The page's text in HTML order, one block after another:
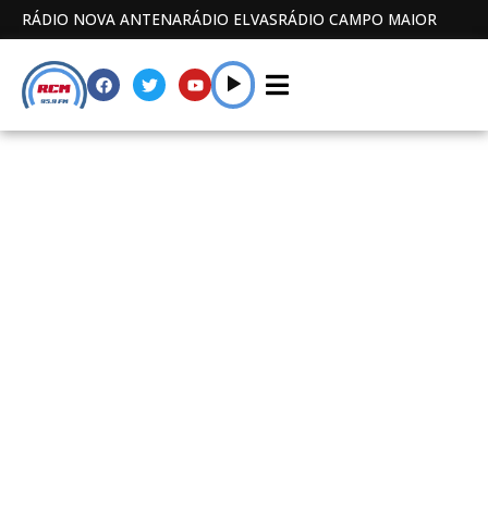
RÁDIO NOVA ANTENARÁDIO ELVASRÁDIO CAMPO MAIOR